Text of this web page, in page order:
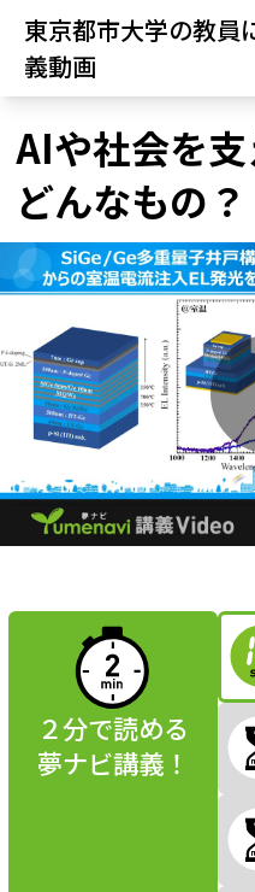
東京都市大学の教員
義動画
AIや社会を
どんなもの？
２分で読める
夢ナビ講義！